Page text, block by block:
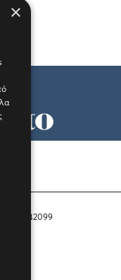
242099
×